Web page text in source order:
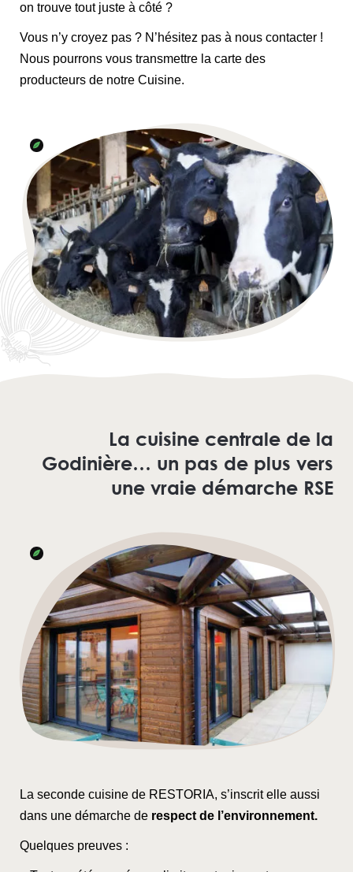
on trouve tout juste à côté ?
Vous n’y croyez pas ? N’hésitez pas à nous contacter !
Nous pourrons vous transmettre la carte des
producteurs de notre Cuisine.
La cuisine centrale de la
Godinière… un pas de plus vers
une vraie démarche RSE
La seconde cuisine de RESTORIA, s’inscrit elle aussi
dans une démarche de respect de l’environnement.
Quelques preuves :